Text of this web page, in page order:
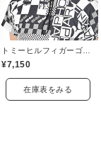
¥7,150
在庫表をみる